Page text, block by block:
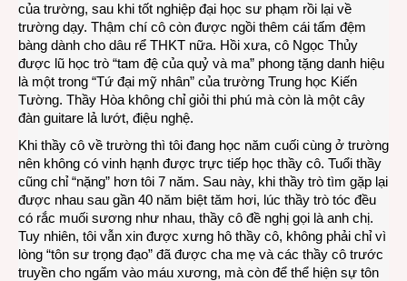
của trường, sau khi tốt nghiệp đại học sư phạm rồi lại về
trường dạy. Thậm chí cô còn được ngồi thêm cái tấm đệm
bàng dành cho dâu rể THKT nữa. Hồi xưa, cô Ngọc Thủy
được lũ học trò “tam đệ của quỷ và ma” phong tặng danh hiệu
là một trong “Tứ đại mỹ nhân” của trường Trung học Kiến
Tường. Thầy Hòa không chỉ giỏi thi phú mà còn là một cây
đàn guitare lả lướt, điệu nghệ.
Khi thầy cô về trường thì tôi đang học năm cuối cùng ở trường
nên không có vinh hạnh được trực tiếp học thầy cô. Tuổi thầy
cũng chỉ “nặng” hơn tôi 7 năm. Sau này, khi thầy trò tìm gặp lại
được nhau sau gần 40 năm biệt tăm hơi, lúc thầy trò tóc đều
có rắc muối sương như nhau, thầy cô đề nghị gọi là anh chị.
Tuy nhiên, tôi vẫn xin được xưng hô thầy cô, không phải chỉ vì
lòng “tôn sư trọng đạo” đã được cha mẹ và các thầy cô trước
truyền cho ngấm vào máu xương, mà còn để thể hiện sự tôn